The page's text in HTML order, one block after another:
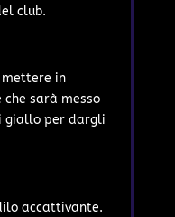
club.
mettere in
che sarà messo
giallo per dargli
accattivante.